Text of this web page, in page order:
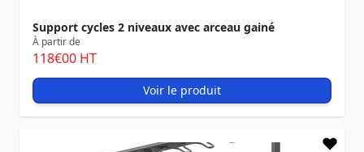
Support cycles 2 niveaux avec arceau gainé
À partir de
118€00 HT
Voir le produit